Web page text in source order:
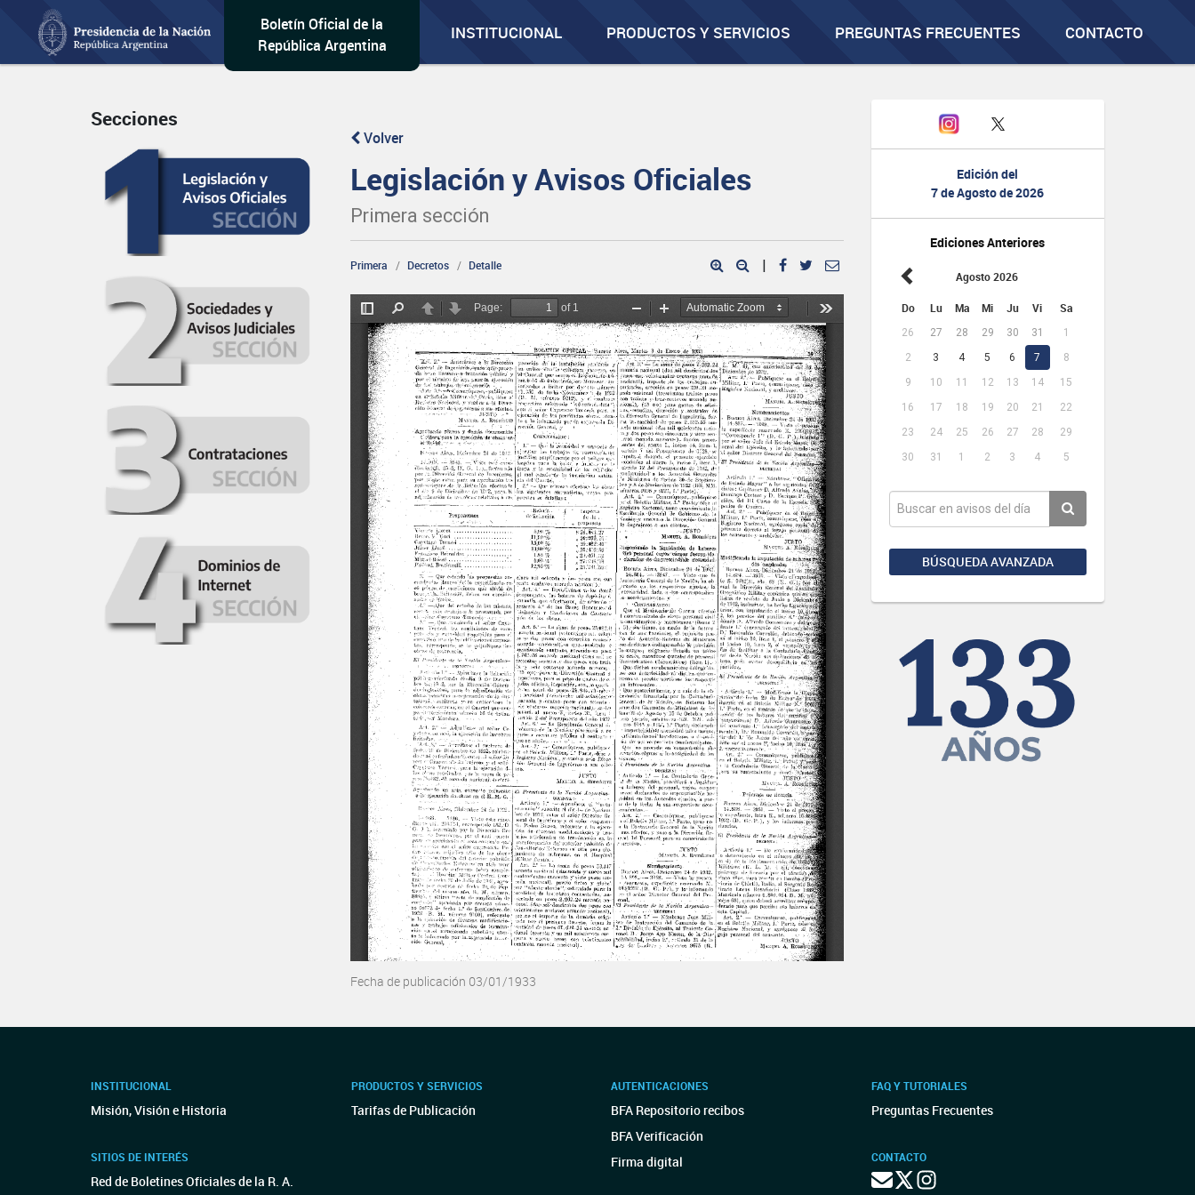
Boletín Oficial de la
República Argentina
INSTITUCIONAL PRODUCTOS Y SERVICIOS PREGUNTAS FRECUENTES CONTACTO
Edición del
7 de Agosto de 2026
Ediciones Anteriores
Agosto 2026
Do Lu Ma Mi Ju Vi Sa
26 27 28 29 30 31
1
2
3 4 5 6 7
8
9
10 11 12 13 14
15
16
17 18 19 20 21
22
23
24 25 26 27 28
29
30
31 1 2 3 4 5
BÚSQUEDA AVANZADA
Secciones
Volver
Legislación y Avisos Oficiales
Primera sección
Primera Decretos Detalle |
Fecha de publicación 03/01/1933
INSTITUCIONAL
Misión, Visión e Historia
SITIOS DE INTERÉS
Red de Boletines Oficiales de la R. A.
PRODUCTOS Y SERVICIOS
Tarifas de Publicación
AUTENTICACIONES
BFA Repositorio recibos
BFA Verificación
Firma digital
FAQ Y TUTORIALES
Preguntas Frecuentes
CONTACTO